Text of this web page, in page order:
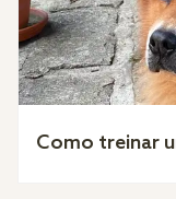
Como treinar